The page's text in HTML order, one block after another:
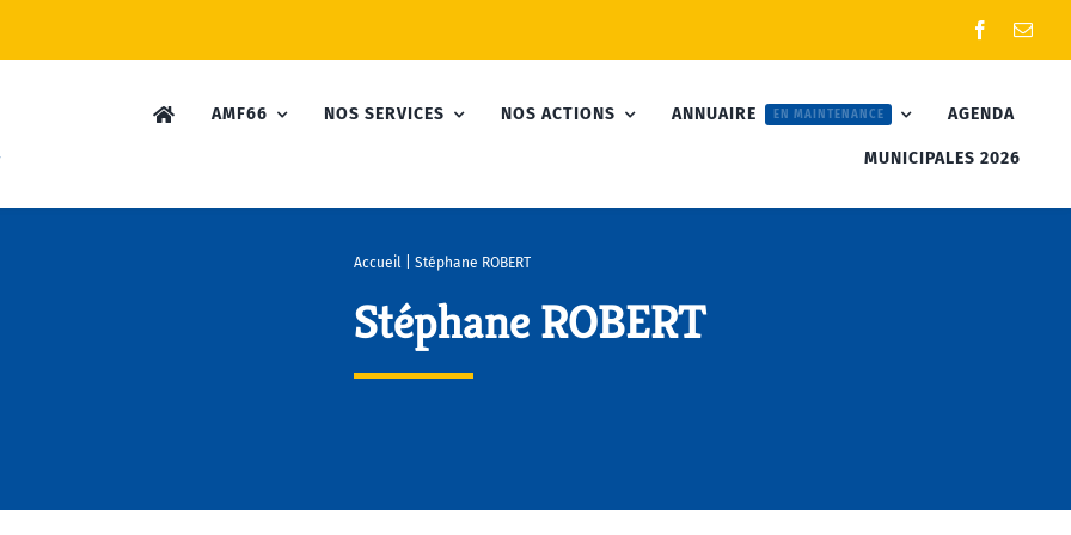
AMF66 NOS SERVICES NOS ACTIONS ANNUAIRE EN MAINTENANCE AGENDA
MUNICIPALES 2026
Accueil| Stéphane ROBERT
Stéphane ROBERT